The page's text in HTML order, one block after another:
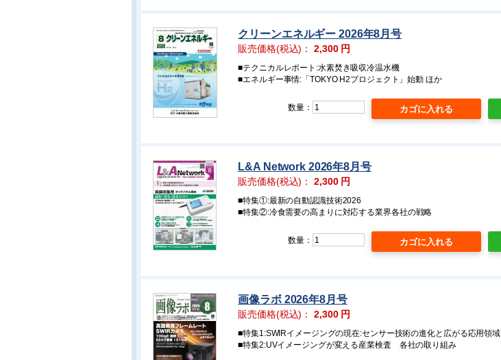
クリーンエネルギー 2026年8月号
販売価格(税込)：2,300円
■テクニカルレポート:水素焚き吸収冷温水機
■エネルギー事情:「TOKYO H2プロジェクト」始動 ほか
数量：
L&A Network 2026年8月号
販売価格(税込)：2,300円
■特集①:最新の自動認識技術2026
■特集②:冷食需要の高まりに対応する業界各社の戦略
数量：
画像ラボ 2026年8月号
販売価格(税込)：2,300円
■特集1:SWIRイメージングの現在:センサー技術の進化と広がる応用領域
■特集2:UVイメージングが変える産業検査 各社の取り組み